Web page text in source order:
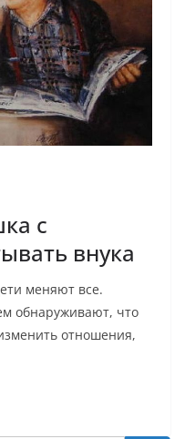
с
внука
меняют все.
обнаруживают, что
отношения,